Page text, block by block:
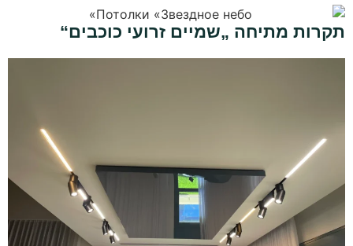
תקרות מתיחה „שמיים זרועי כוכבים“